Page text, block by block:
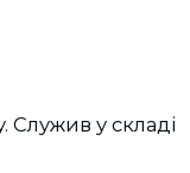
у складі